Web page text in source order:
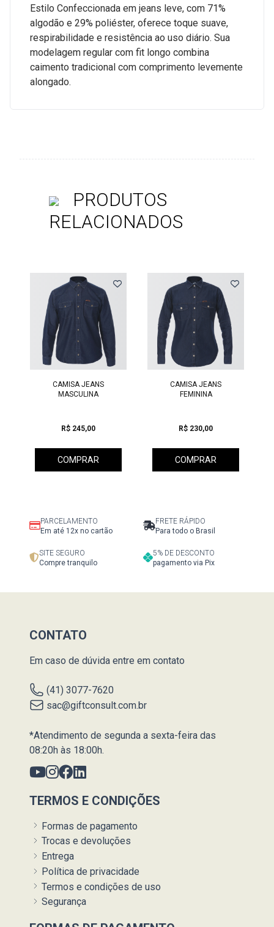
Estilo Confeccionada em jeans leve, com 71%
algodão e 29% poliéster, oferece toque suave,
respirabilidade e resistência ao uso diário. Sua
modelagem regular com fit longo combina
caimento tradicional com comprimento levemente
alongado.
PRODUTOS
RELACIONADOS
CAMISA JEANS
MASCULINA
R$ 245,00
COMPRAR
CAMISA JEANS
FEMININA
R$ 230,00
COMPRAR
PARCELAMENTO
Em até 12x no cartão
FRETE RÁPIDO
Para todo o Brasil
SITE SEGURO
Compre tranquilo
5% DE DESCONTO
pagamento via Pix
CONTATO
Em caso de dúvida entre em contato
(41) 3077-7620
sac@giftconsult.com.br
*Atendimento de segunda a sexta-feira das
08:20h às 18:00h.
TERMOS E CONDIÇÕES
Formas de pagamento
Trocas e devoluções
Entrega
Política de privacidade
Termos e condições de uso
Segurança